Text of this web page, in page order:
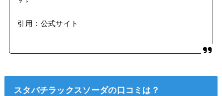
引用：公式サイト
スタバチラックスソーダの口コミは？